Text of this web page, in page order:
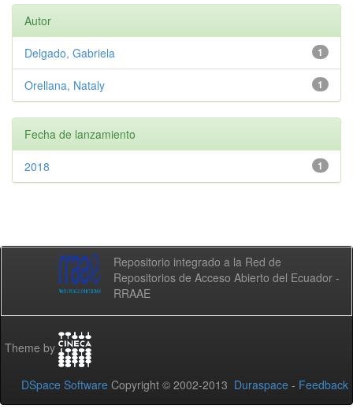
Autor
1
Delgado, Gabriela
1
Orellana, Nataly
Fecha de lanzamiento
1
2018
Repositorio integrado a la Red de
Repositorios de Acceso Abierto del Ecuador -
RRAAE
Theme by
DSpace Software Copyright © 2002-2013 Duraspace - Feedback